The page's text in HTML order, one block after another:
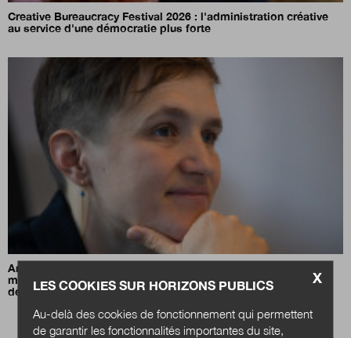
Creative Bureaucracy Festival 2026 : l'administration créative
au service d'une démocratie plus forte
Anna Folke Larsen :
monde en voilier : beaucoup d’étapes, avant d’arriver à
destination»
X
LES COOKIES SUR HORIZONS PUBLICS
Au-delà des cookies de fonctionnement qui permettent
de garantir les fonctionnalités importantes du site,